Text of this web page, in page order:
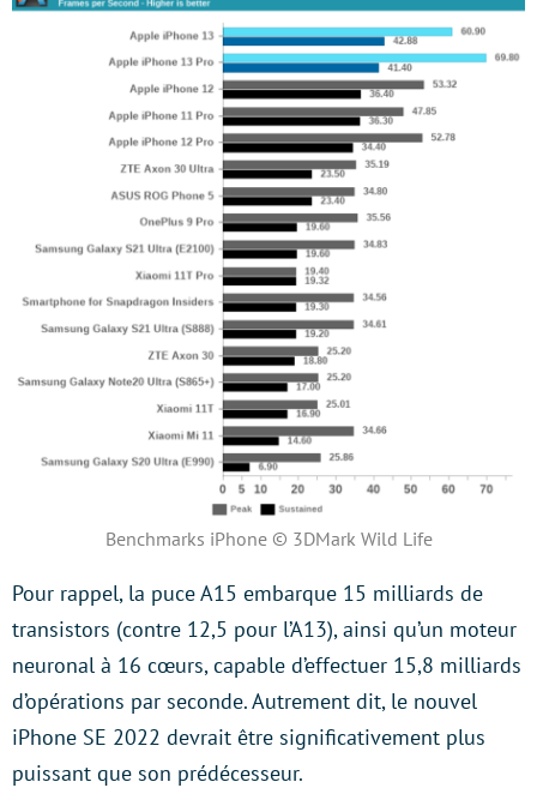
Benchmarks iPhone © 3DMark Wild Life
Pour rappel, la puce A15 embarque 15 milliards de
transistors (contre 12,5 pour l’A13), ainsi qu’un moteur
neuronal à 16 cœurs, capable d’effectuer 15,8 milliards
d’opérations par seconde. Autrement dit, le nouvel
iPhone SE 2022 devrait être significativement plus
puissant que son prédécesseur.